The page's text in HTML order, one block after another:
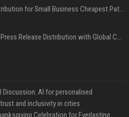
Press Release Distribution for Small Business Cheapest Path to Real Coverage
Affordable Crypto Press Release Distribution with Global Coverage
Discussion: AI for personalised
and inclusivity in cities
Celebration for Everlasting